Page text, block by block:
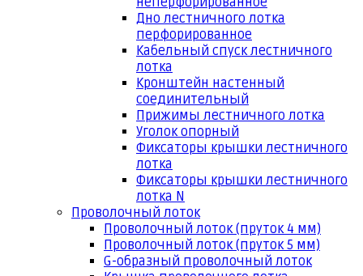
Дно лестничного лотка
перфорированное
Кабельный спуск лестничного
лотка
Кронштейн настенный
соединительный
Прижимы лестничного лотка
Уголок опорный
Фиксаторы крышки лестничного
лотка
Фиксаторы крышки лестничного
лотка N
Проволочный лоток
Проволочный лоток (пруток 4 мм)
Проволочный лоток (пруток 5 мм)
G-образный проволочный лоток